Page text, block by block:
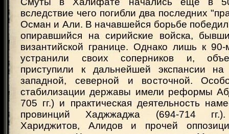
вследствие чего погибли два последних
Осман и Али. В начавшейся борьбе
опиравшийся на сирийские войска,
византийской границе. Однако лишь к
устранили своих соперников и,
приступили к дальнейшей экспансии
западной, северной и восточной.
стабилизации державы имели реформы
705 гг.) и практическая деятельность
провинций Хаджжаджа (694-714 гг.).
Хариджитов, Алидов и прочей